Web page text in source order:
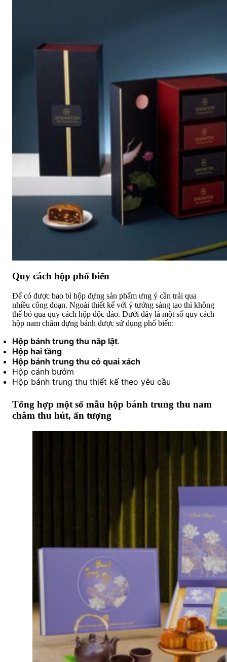
Quy cách hộp phổ biến
Để có được bao bì hộp đựng sản phẩm ưng ý cần trải qua
nhiều công đoạn. Ngoài thiết kế với ý tưởng sáng tạo thì không
thể bỏ qua quy cách hộp độc đáo. Dưới đây là một số quy cách
hộp nam châm đựng bánh được sử dụng phổ biến:
Hộp bánh trung thu nắp lật.
Hộp hai tầng
Hộp bánh trung thu có quai xách
Hộp cánh bướm
Hộp bánh trung thu thiết kế theo yêu cầu
Tổng hợp một số mẫu hộp bánh trung thu nam
châm thu hút, ấn tượng